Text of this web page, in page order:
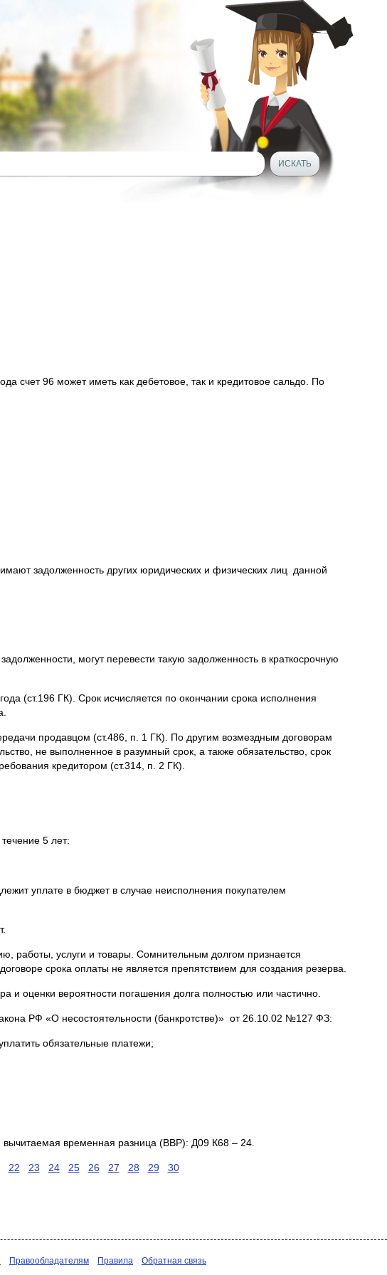
счет 96 может иметь как дебетовое, так и кредитовое сальдо. По
задолженность других юридических и физических лиц данной
могут перевести такую задолженность в краткосрочную
(ст.196 ГК). Срок исчисляется по окончании срока исполнения
продавцом (ст.486, п. 1 ГК). По другим возмездным договорам
не выполненное в разумный срок, а также обязательство, срок
кредитором (ст.314, п. 2 ГК).
5 лет:
уплате в бюджет в случае неисполнения покупателем
работы, услуги и товары. Сомнительным долгом признается
срока оплаты не является препятствием для создания резерва.
и оценки вероятности погашения долга полностью или частично.
РФ «О несостоятельности (банкротстве)» от 26.10.02 №127 ФЗ:
обязательные платежи;
вычитаемая временная разница (ВВР): Д09 К68 – 24.
22 23 24 25 26 27 28 29 30
Правообладателям Правила Обратная связь